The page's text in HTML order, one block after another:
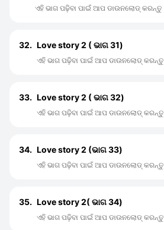
ଏହି ଭାଗ ପଢ଼ିବା ପାଇଁ ଆପ ଡାଉନଲୋଡ୍ କରନ୍ତୁ
32. Love story 2 ( ଭାଗ 31)
ଏହି ଭାଗ ପଢ଼ିବା ପାଇଁ ଆପ ଡାଉନଲୋଡ୍ କରନ୍ତୁ
33. Love story 2 ( ଭାଗ 32)
ଏହି ଭାଗ ପଢ଼ିବା ପାଇଁ ଆପ ଡାଉନଲୋଡ୍ କରନ୍ତୁ
34. Love story 2 (ଭାଗ 33)
ଏହି ଭାଗ ପଢ଼ିବା ପାଇଁ ଆପ ଡାଉନଲୋଡ୍ କରନ୍ତୁ
35. Love story 2( ଭାଗ 34)
ଏହି ଭାଗ ପଢ଼ିବା ପାଇଁ ଆପ ଡାଉନଲୋଡ୍ କରନ୍ତୁ